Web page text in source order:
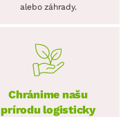
alebo záhrady.
Chránime našu
prírodu logisticky